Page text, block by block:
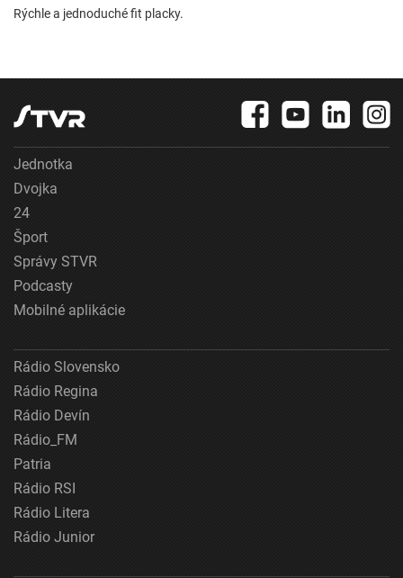
Rýchle a jednoduché fit placky.
Jednotka
Dvojka
24
Šport
Správy STVR
Podcasty
Mobilné aplikácie
Rádio Slovensko
Rádio Regina
Rádio Devín
Rádio_FM
Patria
Rádio RSI
Rádio Litera
Rádio Junior